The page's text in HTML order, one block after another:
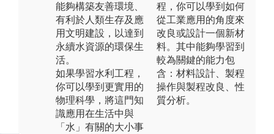
能夠構築友善環境、
有利於人類生存及應
用文明建設，以達到
永續水資源的環保生
活。
如果學習水利工程，
你可以學到更實用的
物理科學，將這門知
識應用在生活中與
「水」有關的大小事
程，你可以學到如何
從工業應用的角度來
改良或設計一個新材
料。其中能夠學習到
較為關鍵的能力包
含：材料設計、製程
操作與製程改良、性
質分析。